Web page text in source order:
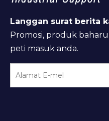
Langgan surat berita
Promosi, produk
peti masuk anda.